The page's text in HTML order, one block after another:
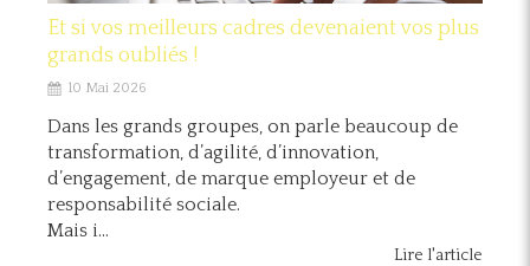
Et si vos meilleurs cadres devenaient vos plus
grands oubliés !
10 Mai 2026
Dans les grands groupes, on parle beaucoup de
transformation, d’agilité, d’innovation,
d’engagement, de marque employeur et de
responsabilité sociale.
Mais i...
Lire l'article